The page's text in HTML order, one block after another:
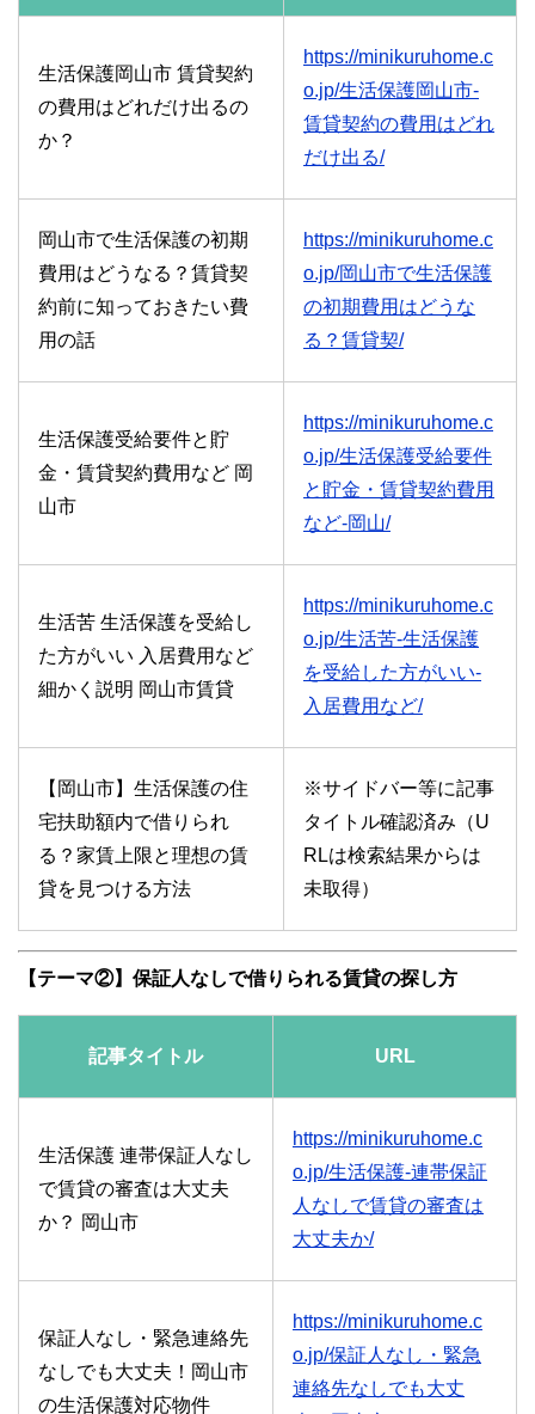
生活保護岡山市 賃貸契約
の費用はどれだけ出るの
か？
https://minikuruhome.c
o.jp/生活保護岡山市-
賃貸契約の費用はどれ
だけ出る/
岡山市で生活保護の初期
費用はどうなる？賃貸契
約前に知っておきたい費
用の話
https://minikuruhome.c
o.jp/岡山市で生活保護
の初期費用はどうな
る？賃貸契/
生活保護受給要件と貯
金・賃貸契約費用など 岡
山市
https://minikuruhome.c
o.jp/生活保護受給要件
と貯金・賃貸契約費用
など-岡山/
生活苦 生活保護を受給し
た方がいい 入居費用など
細かく説明 岡山市賃貸
https://minikuruhome.c
o.jp/生活苦-生活保護
を受給した方がいい-
入居費用など/
【岡山市】生活保護の住
宅扶助額内で借りられ
る？家賃上限と理想の賃
貸を見つける方法
※サイドバー等に記事
タイトル確認済み（U
RLは検索結果からは
未取得）
【テーマ②】保証人なしで借りられる賃貸の探し方
記事タイトル URL
生活保護 連帯保証人なし
で賃貸の審査は大丈夫
か？ 岡山市
https://minikuruhome.c
o.jp/生活保護-連帯保証
人なしで賃貸の審査は
大丈夫か/
保証人なし・緊急連絡先
なしでも大丈夫！岡山市
の生活保護対応物件
https://minikuruhome.c
o.jp/保証人なし・緊急
連絡先なしでも大丈